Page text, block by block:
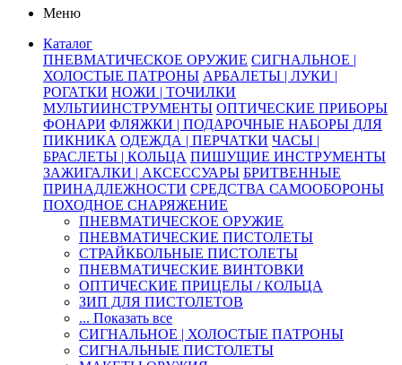
Меню
Каталог
ПНЕВМАТИЧЕСКОЕ ОРУЖИЕ СИГНАЛЬНОЕ |
ХОЛОСТЫЕ ПАТРОНЫ АРБАЛЕТЫ | ЛУКИ |
РОГАТКИ НОЖИ | ТОЧИЛКИ
МУЛЬТИИНСТРУМЕНТЫ ОПТИЧЕСКИЕ ПРИБОРЫ
ФОНАРИ ФЛЯЖКИ | ПОДАРОЧНЫЕ НАБОРЫ ДЛЯ
ПИКНИКА ОДЕЖДА | ПЕРЧАТКИ ЧАСЫ |
БРАСЛЕТЫ | КОЛЬЦА ПИШУЩИЕ ИНСТРУМЕНТЫ
ЗАЖИГАЛКИ | АКСЕССУАРЫ БРИТВЕННЫЕ
ПРИНАДЛЕЖНОСТИ СРЕДСТВА САМООБОРОНЫ
ПОХОДНОЕ СНАРЯЖЕНИЕ
ПНЕВМАТИЧЕСКОЕ ОРУЖИЕ
ПНЕВМАТИЧЕСКИЕ ПИСТОЛЕТЫ
СТРАЙКБОЛЬНЫЕ ПИСТОЛЕТЫ
ПНЕВМАТИЧЕСКИЕ ВИНТОВКИ
ОПТИЧЕСКИЕ ПРИЦЕЛЫ / КОЛЬЦА
ЗИП ДЛЯ ПИСТОЛЕТОВ
... Показать все
СИГНАЛЬНОЕ | ХОЛОСТЫЕ ПАТРОНЫ
СИГНАЛЬНЫЕ ПИСТОЛЕТЫ